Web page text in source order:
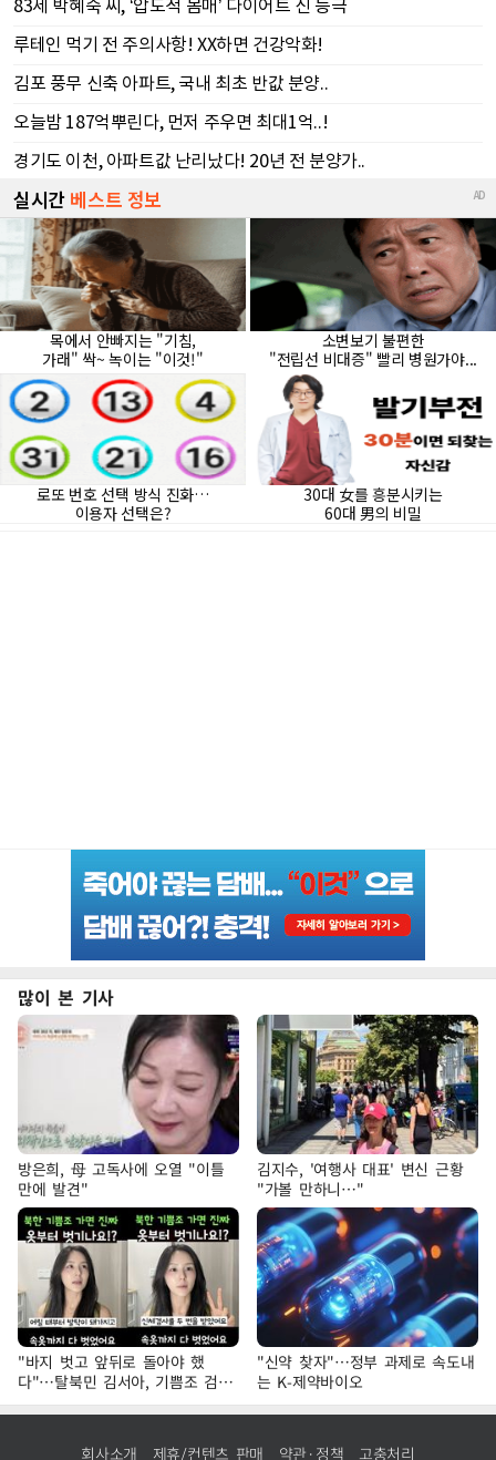
많이 본 기사
방은희, 母 고독사에 오열 "이틀
만에 발견"
김지수, '여행사 대표' 변신 근황
"가볼 만하니…"
"바지 벗고 앞뒤로 돌아야 했
다"…탈북민 김서아, 기쁨조 검사
수치심 회상
"신약 찾자"…정부 과제로 속도내
는 K-제약바이오
회사소개 제휴/컨텐츠 판매 약관·정책 고충처리